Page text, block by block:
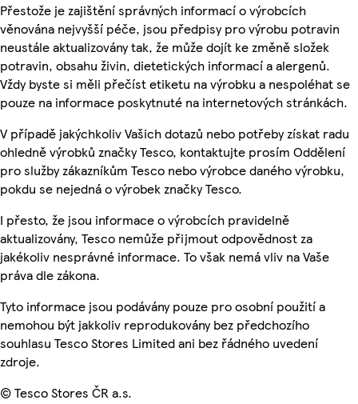
Přestože je zajištění správných informací o výrobcích
věnována nejvyšší péče, jsou předpisy pro výrobu potravin
neustále aktualizovány tak, že může dojít ke změně složek
potravin, obsahu živin, dietetických informací a alergenů.
Vždy byste si měli přečíst etiketu na výrobku a nespoléhat se
pouze na informace poskytnuté na internetových stránkách.
V případě jakýchkoliv Vašich dotazů nebo potřeby získat radu
ohledně výrobků značky Tesco, kontaktujte prosím Oddělení
pro služby zákazníkům Tesco nebo výrobce daného výrobku,
pokdu se nejedná o výrobek značky Tesco.
I přesto, že jsou informace o výrobcích pravidelně
aktualizovány, Tesco nemůže přijmout odpovědnost za
jakékoliv nesprávné informace. To však nemá vliv na Vaše
práva dle zákona.
Tyto informace jsou podávány pouze pro osobní použití a
nemohou být jakkoliv reprodukovány bez předchozího
souhlasu Tesco Stores Limited ani bez řádného uvedení
zdroje.
© Tesco Stores ČR a.s.